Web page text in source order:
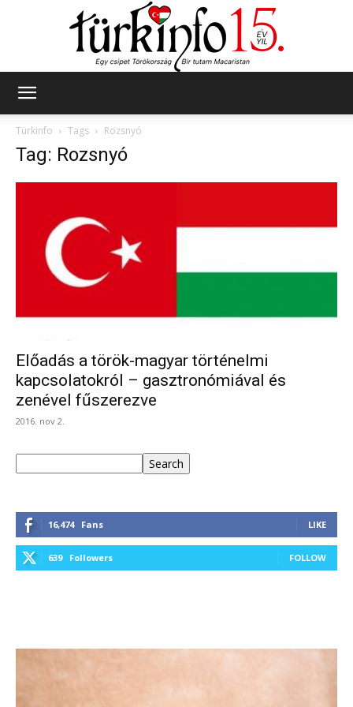
Türkinfo
Tags Rozsnyó
Tag: Rozsnyó
Előadás a török-magyar történelmi
kapcsolatokról – gasztronómiával és
zenével fűszerezve
2016. nov 2.
Search
16,474 Fans LIKE
639 Followers FOLLOW